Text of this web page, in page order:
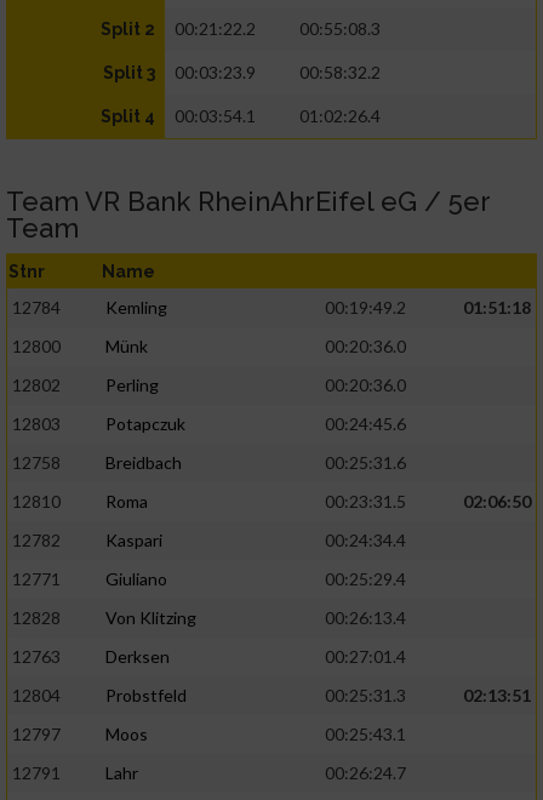
Split 2 00:21:22.2 00:55:08.3
Split 3 00:03:23.9 00:58:32.2
Split 4 00:03:54.1 01:02:26.4
Team VR Bank RheinAhrEifel eG / 5er
Team
Stnr Name
12784 Kemling 00:19:49.2
01:51:18
12800
Münk
00:20:36.0
12802
Perling
00:20:36.0
12803
Potapczuk
00:24:45.6
12758
Breidbach
00:25:31.6
12810
Roma 00:23:31.5
02:06:50
12782
Kaspari
00:24:34.4
12771
Giuliano
00:25:29.4
12828
Von Klitzing
00:26:13.4
12763
Derksen
00:27:01.4
12804
Probstfeld 00:25:31.3
02:13:51
12797
Moos
00:25:43.1
12791
Lahr
00:26:24.7